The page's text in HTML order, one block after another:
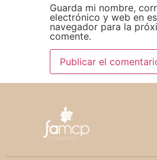
Guarda mi nombre,
electrónico y web en
navegador para la
comente.